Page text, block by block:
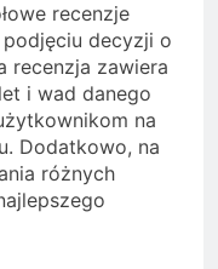
recenzje
decyzji o
recenzja zawiera
i wad danego
na
Dodatkowo, na
różnych